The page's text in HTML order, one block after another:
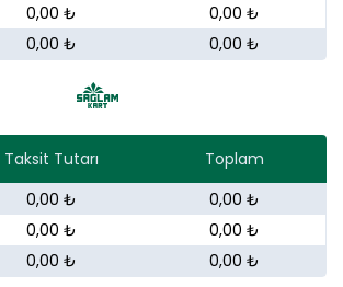
0,00 ₺
0,00 ₺
0,00 ₺ 0,00 ₺
Taksit Tutarı
Toplam
0,00 ₺
0,00 ₺
0,00 ₺
0,00 ₺
0,00 ₺ 0,00 ₺